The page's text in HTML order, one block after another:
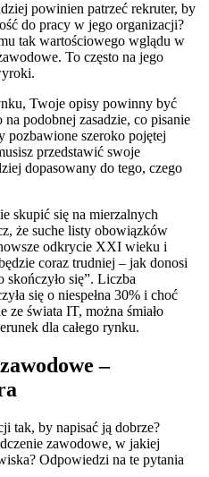
powinien patrzeć rekruter, by
do pracy w jego organizacji?
tak wartościowego wglądu w
To często na jego
Twoje opisy powinny być
podobnej zasadzie, co pisanie
pozbawione szeroko pojętej
przedstawić swoje
dopasowany do tego, czego
skupić się na mierzalnych
że suche listy obowiązków
odkrycie XXI wieku i
coraz trudniej – jak donosi
skończyło się”. Liczba
się o niespełna 30% i choć
ze świata IT, można śmiało
dla całego rynku.
–
tak, by napisać ją dobrze?
zawodowe, w jakiej
Odpowiedzi na te pytania